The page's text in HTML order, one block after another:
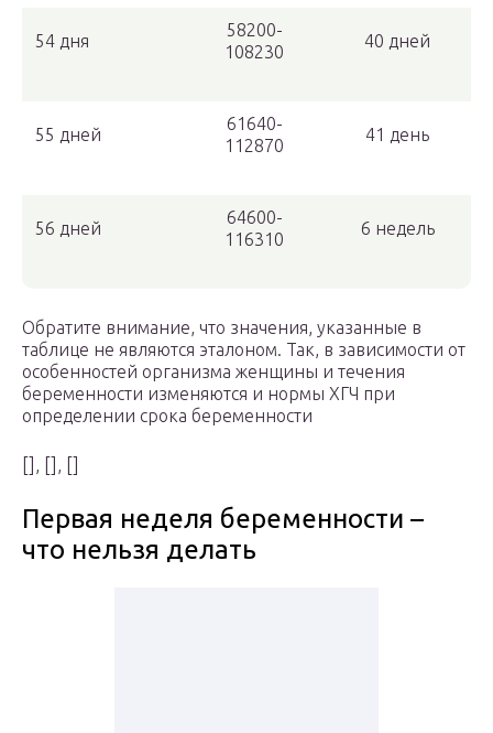
54 дня
58200-
108230
40 дней
55 дней
61640-
112870
41 день
56 дней
64600-
116310
6 недель
Обратите внимание, что значения, указанные в
таблице не являются эталоном. Так, в зависимости от
особенностей организма женщины и течения
беременности изменяются и нормы ХГЧ при
определении срока беременности
[], [], []
Первая неделя беременности –
что нельзя делать